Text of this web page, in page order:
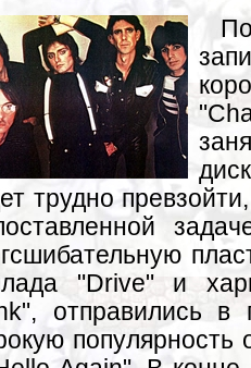
трудно
"Drive" и
отправились в